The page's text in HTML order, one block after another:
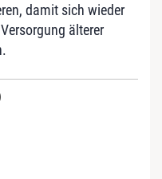
damit sich wieder
älterer